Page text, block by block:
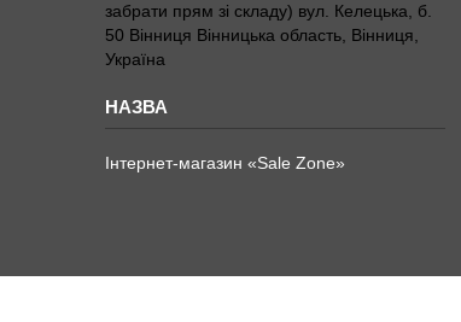
забрати прям зі складу) вул. Келецька, б.
50 Вінниця Вінницька область, Вінниця,
Україна
Інтернет-магазин «Sale Zone»